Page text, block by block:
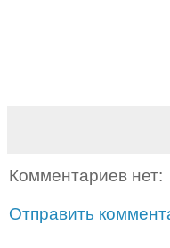
Комментариев нет:
Отправить